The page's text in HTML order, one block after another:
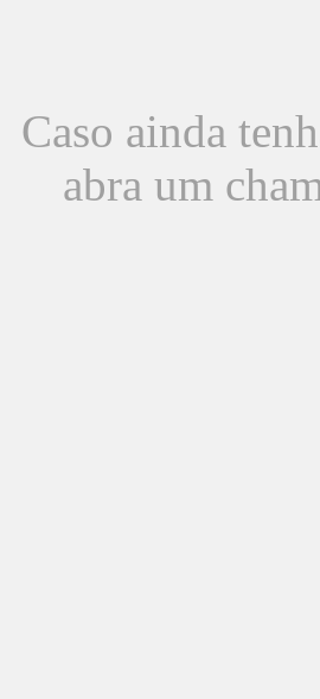
Caso ainda
abra um